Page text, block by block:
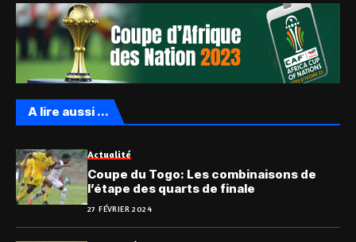
A lire aussi ...
Actualité
Coupe du Togo: Les combinaisons de
l’étape des quarts de finale
27 FÉVRIER 2024